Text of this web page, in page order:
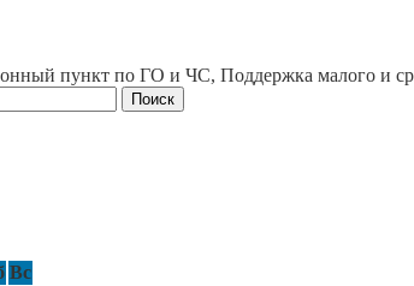
пункт по ГО и ЧС, Поддержка малого и
Вс